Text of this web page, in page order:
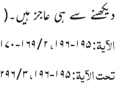
دیکھنے سے ہی عاجز ہیں۔(
الآیۃ:۱۹۵-۱۹۶،۲/۱۶۹-۱۷۰
تحت الآیۃ:۱۹۵-۱۹۶،۳/۲۹۶